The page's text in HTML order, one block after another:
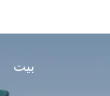
بيت